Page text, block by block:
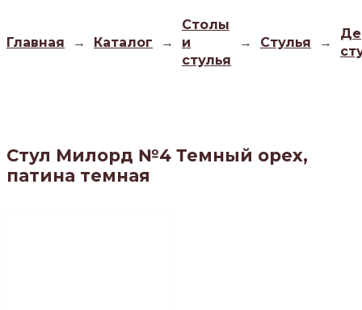
Главная → Каталог →
Столы
и
стулья
→ Стулья →
Стул Милорд №4 Темный орех,
патина темная